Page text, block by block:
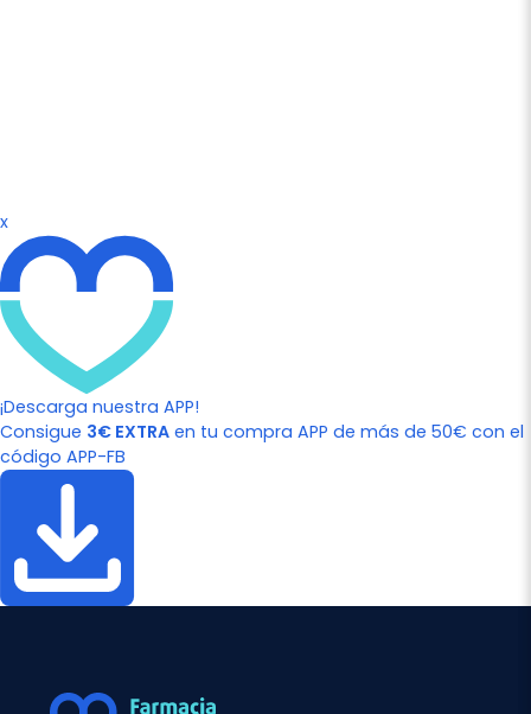
x
¡Descarga nuestra APP!
Consigue 3€ EXTRA en tu compra APP de más de 50€ con el
código APP-FB